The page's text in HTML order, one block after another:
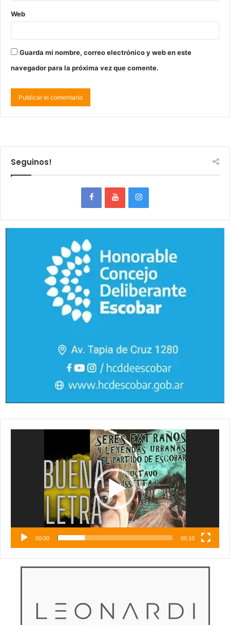
Web
Guarda mi nombre, correo electrónico y web en este
navegador para la próxima vez que comente.
Seguinos!
00:00 00:10